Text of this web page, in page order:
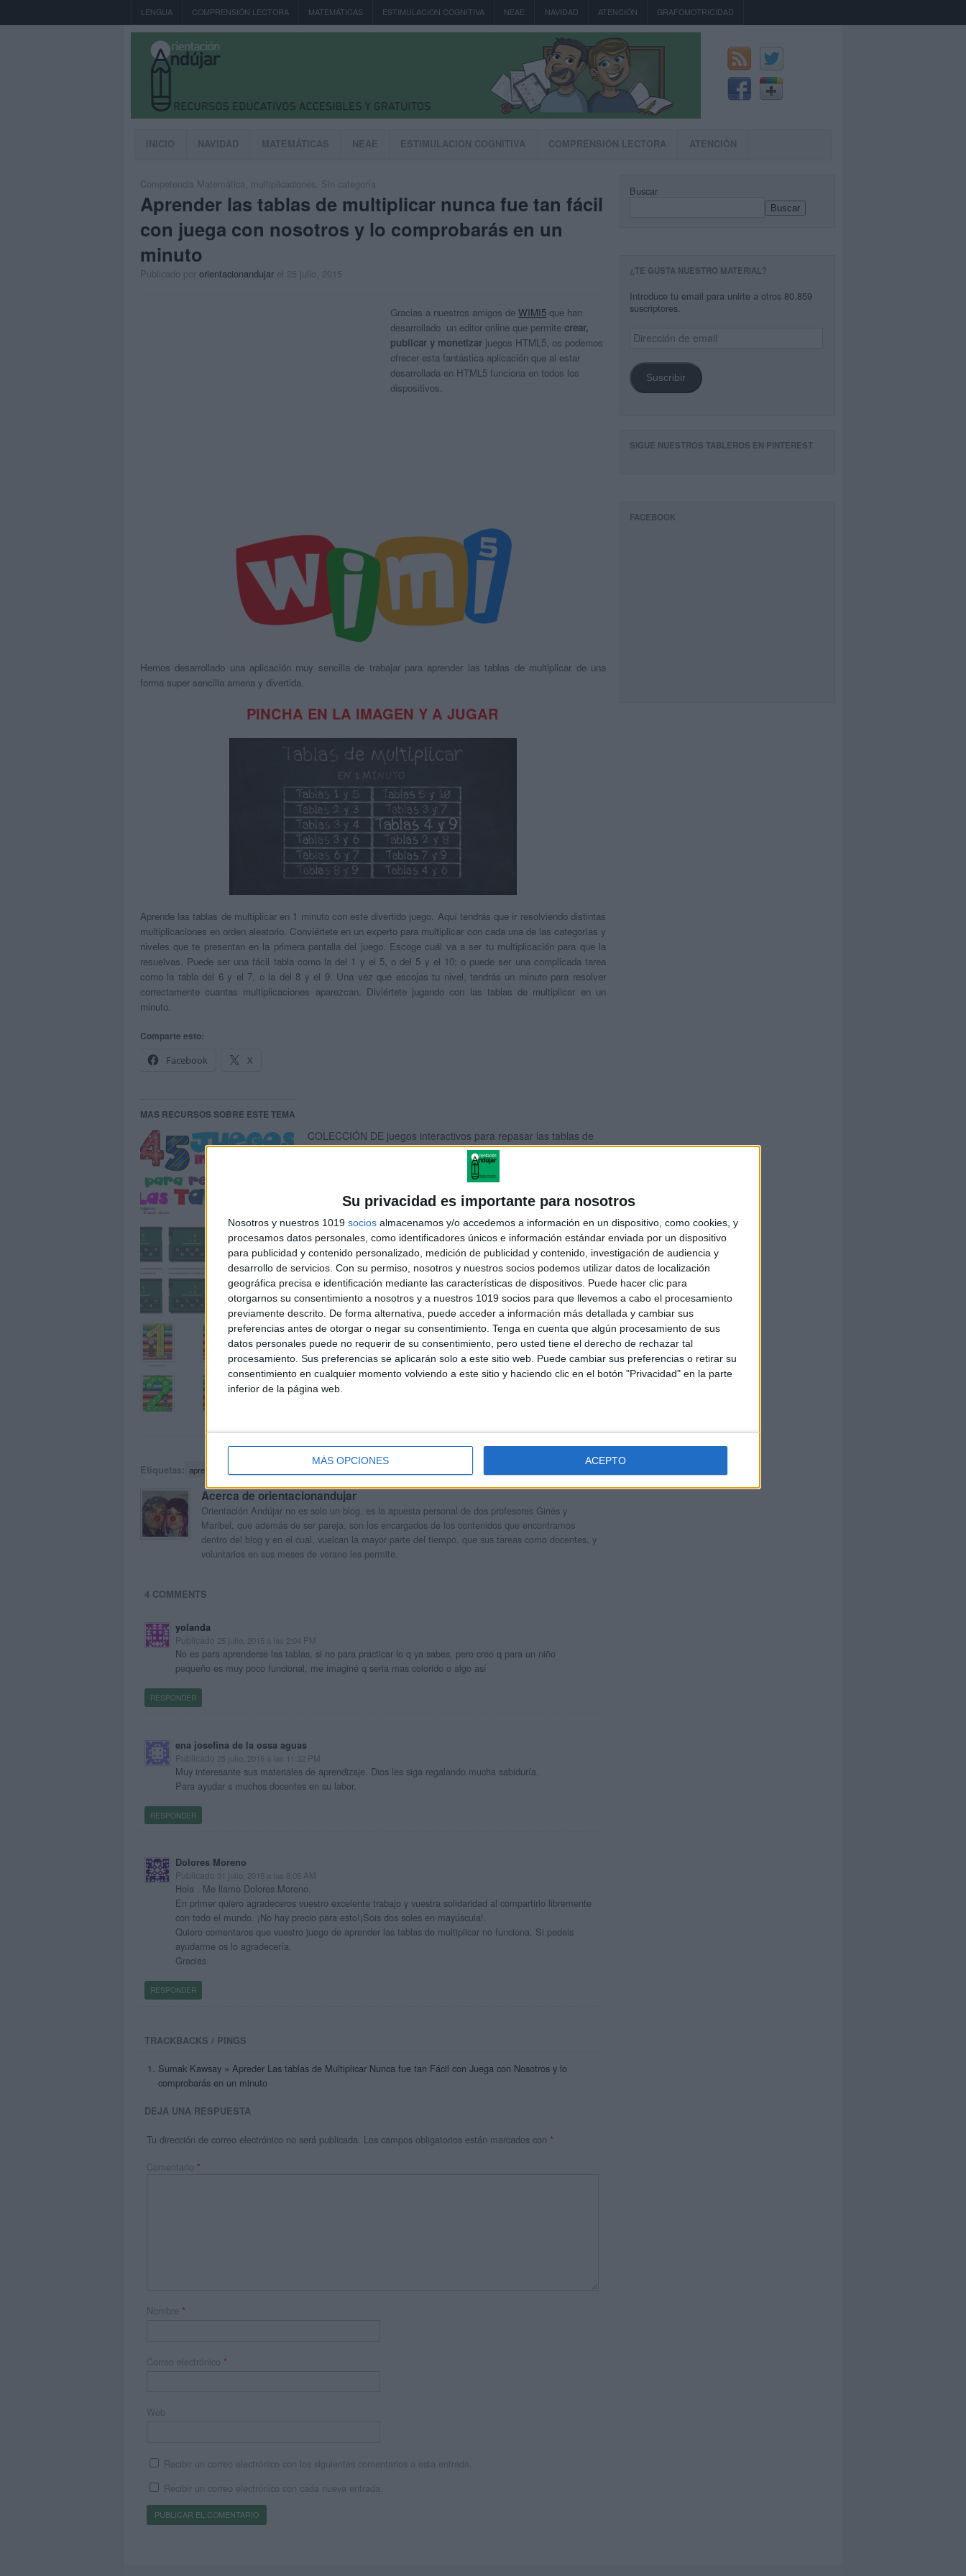
Su privacidad es importante para nosotros
Nosotros y nuestros 1019 socios almacenamos y/o accedemos a información en un dispositivo, como cookies, y
procesamos datos personales, como identificadores únicos e información estándar enviada por un dispositivo
para publicidad y contenido personalizado, medición de publicidad y contenido, investigación de audiencia y
desarrollo de servicios. Con su permiso, nosotros y nuestros socios podemos utilizar datos de localización
geográfica precisa e identificación mediante las características de dispositivos. Puede hacer clic para
otorgarnos su consentimiento a nosotros y a nuestros 1019 socios para que llevemos a cabo el procesamiento
previamente descrito. De forma alternativa, puede acceder a información más detallada y cambiar sus
preferencias antes de otorgar o negar su consentimiento. Tenga en cuenta que algún procesamiento de sus
datos personales puede no requerir de su consentimiento, pero usted tiene el derecho de rechazar tal
procesamiento. Sus preferencias se aplicarán solo a este sitio web. Puede cambiar sus preferencias o retirar su
consentimiento en cualquier momento volviendo a este sitio y haciendo clic en el botón "Privacidad" en la parte
inferior de la página web.
MÁS OPCIONES ACEPTO
LENGUA COMPRENSIÓN LECTORA MATEMÁTICAS ESTIMULACION COGNITIVA NEAE NAVIDAD ATENCIÓN GRAFOMOTRICIDAD
INICIO NAVIDAD MATEMÁTICAS NEAE ESTIMULACION COGNITIVA COMPRENSIÓN LECTORA ATENCIÓN
Competencia Matemática multiplicaciones Sin categoría
Aprender las tablas de multiplicar nunca fue tan fácil
con juega con nosotros y lo comprobarás en un
minuto
Publicado por orientacionandujar el 25 julio, 2015
Gracias a nuestros amigos de WIMI5que han
desarrollado un editor online que permite crear,
publicar y monetizar juegos HTML5, os podemos
ofrecer esta fantástica aplicación que al estar
desarrollada en HTML5 funciona en todos los
dispositivos.
Hemos desarrollado una aplicación muy sencilla de trabajar para aprender las tablas de multiplicar de una
forma super sencilla amena y divertida.
PINCHA EN LA IMAGEN Y A JUGAR
Aprende las tablas de multiplicar en 1 minuto con este divertido juego. Aquí tendrás que ir resolviendo distintas
multiplicaciones en orden aleatorio. Conviértete en un experto para multiplicar con cada una de las categorías y
niveles que te presentan en la primera pantalla del juego. Escoge cuál va a ser tu multiplicación para que la
resuelvas. Puede ser una fácil tabla como la del 1 y el 5, o del 5 y el 10; o puede ser una complicada tarea
como la tabla del 6 y el 7, o la del 8 y el 9. Una vez que escojas tu nivel, tendrás un minuto para resolver
correctamente cuantas multiplicaciones aparezcan. Diviértete jugando con las tablas de multiplicar en un
minuto.
Comparte esto:
Facebook
X
MAS RECURSOS SOBRE ESTE TEMA
COLECCIÓN DE juegos interactivos para repasar las tablas de
multiplicar
Aprende las tablas de multiplicar en un minuto con nuestros
juegos on line
Láminas Repasamos las tablas de multiplicar
Etiquetas: aprender
Acerca de orientacionandujar
Orientación Andújar no es solo un blog, es la apuesta personal de dos profesores Ginés y
Maribel, que además de ser pareja, son los encargados de los contenidos que encontramos
dentro del blog y en el cual, vuelcan la mayor parte del tiempo, que sus tareas como docentes, y
voluntarios en sus meses de verano les permite.
4 COMMENTS
yolanda
Publicado 25 julio, 2015 a las 2:04 PM
No es para aprenderse las tablas, si no para practicar lo q ya sabes, pero creo q para un niño
pequeño es muy poco funcional, me imaginé q seria mas colorido o algo así
RESPONDER
ena josefina de la ossa aguas
Publicado 25 julio, 2015 a las 11:32 PM
Muy interesante sus materiales de aprendizaje. Dios les siga regalando mucha sabiduría.
Para ayudar s muchos docentes en su labor.
RESPONDER
Dolores Moreno
Publicado 31 julio, 2015 a las 8:05 AM
Hola . Me llamo Dolores Moreno.
En primer quiero agradeceros vuestro excelente trabajo y vuestra solidaridad al compartirlo libremente
con todo el mundo. ¡No hay precio para esto!¡Sois dos soles en mayúscula!.
Quiero comentaros que vuestro juego de aprender las tablas de multiplicar no funciona. Si podeis
ayudarme os lo agradecería.
Gracias
RESPONDER
TRACKBACKS / PINGS
Sumak Kawsay » Apreder Las tablas de Multiplicar Nunca fue tan Fácil con Juega con Nosotros y lo
comprobarás en un minuto
DEJA UNA RESPUESTA
Tu dirección de correo electrónico no será publicada. Los campos obligatorios están marcados con *
Comentario *
Nombre *
Correo electrónico *
Web
Recibir un correo electrónico con los siguientes comentarios a esta entrada.
Recibir un correo electrónico con cada nueva entrada.
Buscar
Buscar
¿TE GUSTA NUESTRO MATERIAL?
Introduce tu email para unirte a otros 80.859
suscriptores.
Dirección
de
Suscribir
SIGUE NUESTROS TABLEROS EN PINTEREST
FACEBOOK